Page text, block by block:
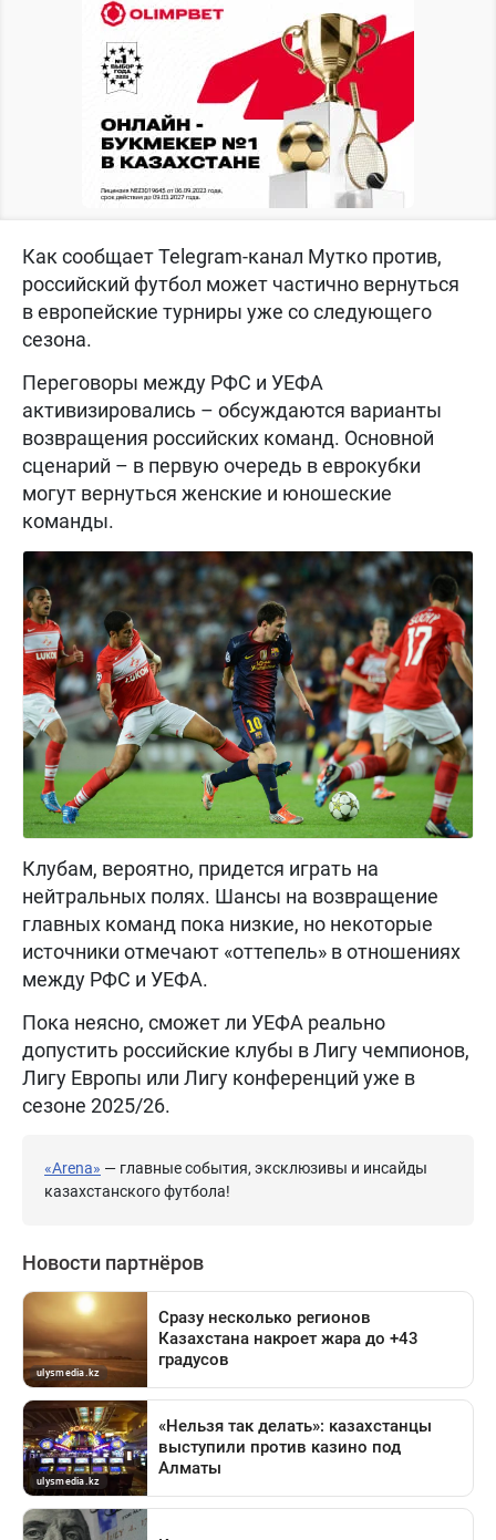
Как сообщает Telegram-канал Мутко против,
российский футбол может частично вернуться
в европейские турниры уже со следующего
сезона.
Переговоры между РФС и УЕФА
активизировались – обсуждаются варианты
возвращения российских команд. Основной
сценарий – в первую очередь в еврокубки
могут вернуться женские и юношеские
команды.
Клубам, вероятно, придется играть на
нейтральных полях. Шансы на возвращение
главных команд пока низкие, но некоторые
источники отмечают «оттепель» в отношениях
между РФС и УЕФА.
Пока неясно, сможет ли УЕФА реально
допустить российские клубы в Лигу чемпионов,
Лигу Европы или Лигу конференций уже в
сезоне 2025/26.
«Arena» — главные события, эксклюзивы и инсайды
казахстанского футбола!